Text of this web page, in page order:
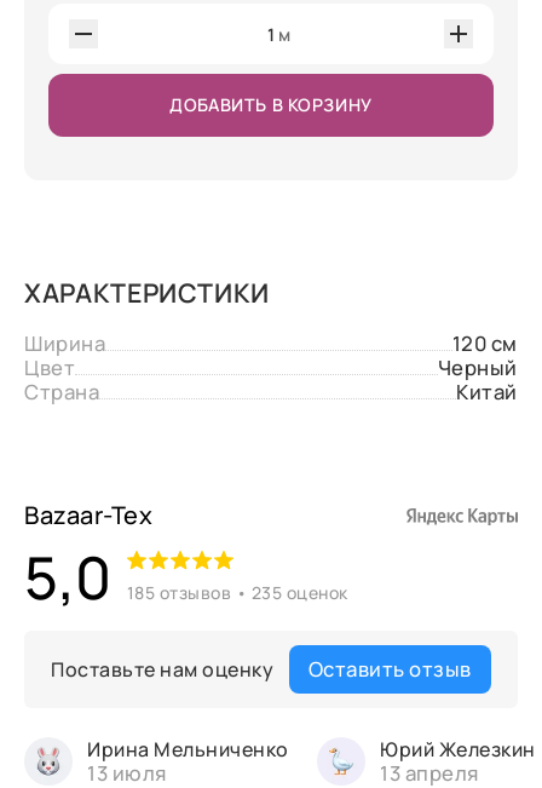
1 м
ДОБАВИТЬ В КОРЗИНУ
ХАРАКТЕРИСТИКИ
Ширина
120 см
Цвет
Черный
Страна
Китай
Bazaar-Tex
5,0 185 отзывов • 235 оценок
Поставьте нам оценку Оставить отзыв
Ирина Мельниченко
13 июля
Юрий Железкин
13 апреля